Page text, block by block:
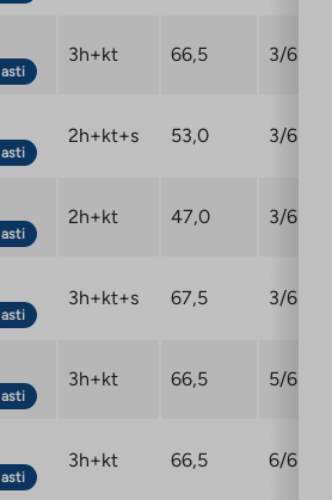
3h+kt 66,5 3/6
2h+kt+s 53,0 3/6
2h+kt 47,0 3/6
3h+kt+s 67,5 3/6
3h+kt 66,5 5/6
3h+kt 66,5 6/6